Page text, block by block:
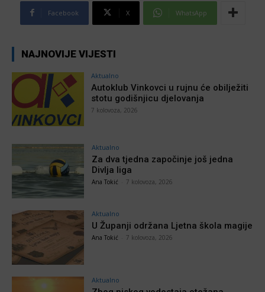
Facebook X WhatsApp
NAJNOVIJE VIJESTI
Aktualno
Autoklub Vinkovci u rujnu će obilježiti
stotu godišnjicu djelovanja
7 kolovoza, 2026
Aktualno
Za dva tjedna započinje još jedna
Divlja liga
Ana Tokić 7 kolovoza, 2026
Aktualno
U Županji održana Ljetna škola magije
Ana Tokić 7 kolovoza, 2026
Aktualno